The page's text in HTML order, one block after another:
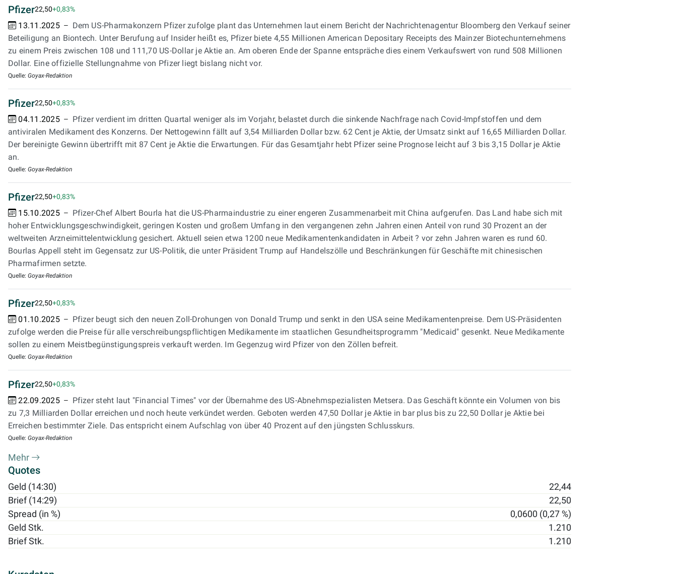
Pfizer22,50+0,83%
13.11.2025
Dem US-Pharmakonzern Pfizer zufolge plant das Unternehmen laut einem Bericht der Nachrichtenagentur Bloomberg den Verkauf seiner
Beteiligung an Biontech. Unter Berufung auf Insider heißt es, Pfizer biete 4,55 Millionen American Depositary Receipts des Mainzer Biotechunternehmens
zu einem Preis zwischen 108 und 111,70 US-Dollar je Aktie an. Am oberen Ende der Spanne entspräche dies einem Verkaufswert von rund 508 Millionen
Dollar. Eine offizielle Stellungnahme von Pfizer liegt bislang nicht vor.
Quelle: Goyax-Redaktion
Pfizer22,50+0,83%
04.11.2025
Pfizer verdient im dritten Quartal weniger als im Vorjahr, belastet durch die sinkende Nachfrage nach Covid-Impfstoffen und dem
antiviralen Medikament des Konzerns. Der Nettogewinn fällt auf 3,54 Milliarden Dollar bzw. 62 Cent je Aktie, der Umsatz sinkt auf 16,65 Milliarden Dollar.
Der bereinigte Gewinn übertrifft mit 87 Cent je Aktie die Erwartungen. Für das Gesamtjahr hebt Pfizer seine Prognose leicht auf 3 bis 3,15 Dollar je Aktie
an.
Quelle: Goyax-Redaktion
Pfizer22,50+0,83%
15.10.2025
Pfizer-Chef Albert Bourla hat die US-Pharmaindustrie zu einer engeren Zusammenarbeit mit China aufgerufen. Das Land habe sich mit
hoher Entwicklungsgeschwindigkeit, geringen Kosten und großem Umfang in den vergangenen zehn Jahren einen Anteil von rund 30 Prozent an der
weltweiten Arzneimittelentwicklung gesichert. Aktuell seien etwa 1200 neue Medikamentenkandidaten in Arbeit ? vor zehn Jahren waren es rund 60.
Bourlas Appell steht im Gegensatz zur US-Politik, die unter Präsident Trump auf Handelszölle und Beschränkungen für Geschäfte mit chinesischen
Pharmafirmen setzte.
Quelle: Goyax-Redaktion
Pfizer22,50+0,83%
01.10.2025
Pfizer beugt sich den neuen Zoll-Drohungen von Donald Trump und senkt in den USA seine Medikamentenpreise. Dem US-Präsidenten
zufolge werden die Preise für alle verschreibungspflichtigen Medikamente im staatlichen Gesundheitsprogramm "Medicaid" gesenkt. Neue Medikamente
sollen zu einem Meistbegünstigungspreis verkauft werden. Im Gegenzug wird Pfizer von den Zöllen befreit.
Quelle: Goyax-Redaktion
Pfizer22,50+0,83%
22.09.2025
Pfizer steht laut "Financial Times" vor der Übernahme des US-Abnehmspezialisten Metsera. Das Geschäft könnte ein Volumen von bis
zu 7,3 Milliarden Dollar erreichen und noch heute verkündet werden. Geboten werden 47,50 Dollar je Aktie in bar plus bis zu 22,50 Dollar je Aktie bei
Erreichen bestimmter Ziele. Das entspricht einem Aufschlag von über 40 Prozent auf den jüngsten Schlusskurs.
Quelle: Goyax-Redaktion
Mehr
Quotes
Geld (14:30)
22,44
Brief (14:29)
22,50
Spread (in %)
0,0600 (0,27 %)
Geld Stk.
1.210
Brief Stk.
1.210